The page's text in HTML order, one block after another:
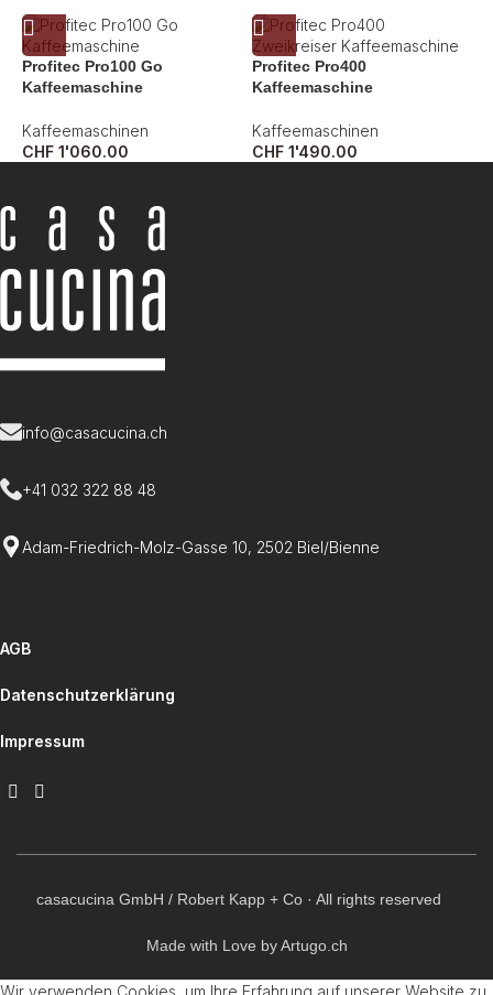
Profitec Pro100 Go
Kaffeemaschine
Kaffeemaschinen
CHF 1'060.00
Profitec Pro400
Kaffeemaschine
Kaffeemaschinen
CHF 1'490.00
info@casacucina.ch
+41 032 322 88 48
Adam-Friedrich-Molz-Gasse 10, 2502 Biel/Bienne
AGB
Datenschutzerklärung
Impressum
casacucina GmbH / Robert Kapp + Co · All rights reserved
Made with Love by Artugo.ch
Wir verwenden Cookies, um Ihre Erfahrung auf unserer Website zu